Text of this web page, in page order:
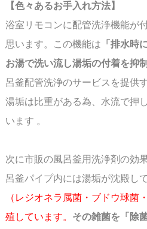
【色々あるお手入れ方法】
浴室リモコンに配管洗浄機能が
思います。この機能は 「排水時
お湯で洗い流し湯垢の付着を抑制
呂釜配管洗浄のサービスを提供
湯垢は比重がある為、水流で押
います 。
次に市販の風呂釜用洗浄剤の効
呂釜パイプ内には湯垢が沈殿し
（レジオネラ属菌・ブドウ球菌
殖しています。 その雑菌を 「除